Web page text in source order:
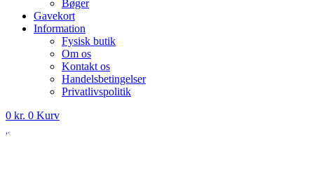
Bøger
Gavekort
Information
Fysisk butik
Om os
Kontakt os
Handelsbetingelser
Privatlivspolitik
0 kr. 0 Kurv